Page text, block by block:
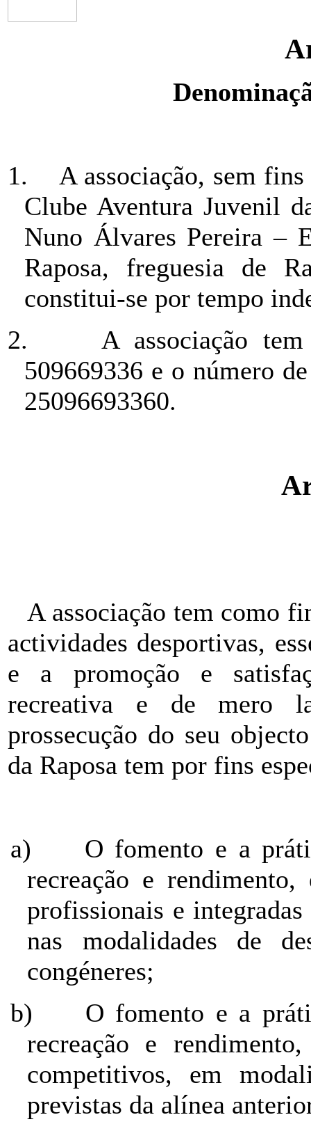
1.
A associação, sem
Clube Aventura Juvenil
Nuno Álvares Pereira –
Raposa, freguesia de
constitui-se por tempo
2.
A associação
509669336 e o número
25096693360.
A associação tem como
actividades desportivas,
e a promoção e
recreativa e de mero
prossecução do seu
da Raposa tem por fins
a)
O fomento e a
recreação e
profissionais e
nas modalidades de
congéneres;
b)
O fomento e a
recreação e
competitivos, em
previstas da alínea